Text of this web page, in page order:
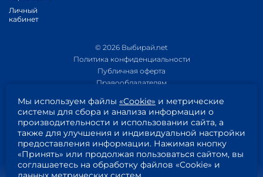
Личный
кабинет
© 2026 Выбирай.net
Политика конфиденциальности
Публичная оферта
Правообладателям
Приложение 1
Приложение 2
Пользовательское соглашение
Согласие на обработку персональных данных
Мы используем файлы «Cookie» и метрические
системы для сбора и анализа информации о
производительности и использовании сайта, а
также для улучшения и индивидуальной настройки
предоставления информации. Нажимая кнопку
«Принять» или продолжая пользоваться сайтом, вы
соглашаетесь на обработку файлов «Cookie» и